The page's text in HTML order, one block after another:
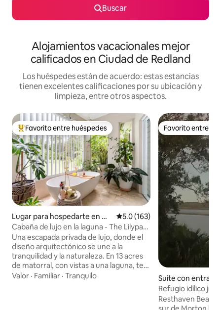
Buscar
Alojamientos vacacionales mejor
calificados en Ciudad de Redland
Los huéspedes están de acuerdo: estas estancias
tienen excelentes calificaciones por su ubicación y
limpieza, entre otros aspectos.
De los mejores en Favorito entre huéspedes
Favorito entre huéspedes
Lugar para hospedarte en Mo
unt Cotton
Calificación promedio: 5.0 de
5.0 (163)
Cabaña de lujo en la laguna - The Lilypad
@ Mt Cotton
Una escapada privada de lujo, donde el
diseño arquitectónico se une a la
tranquilidad y la naturaleza. En 13 acres
de matorral, con vistas a una laguna, te
relajas en una mezcla de lujo y
Valor · Familiar · Tranquilo
Favorito entre
Favorito entre
Suite con
iente en Lamb
Refugio idílico
termal.
Resthaven